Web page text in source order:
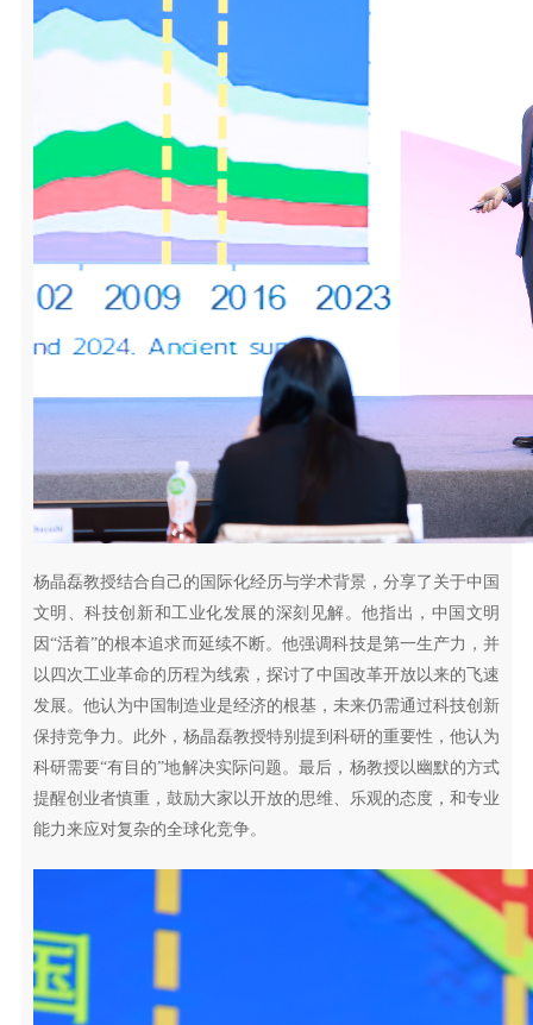
杨晶磊教授结合自己的国际化经历与学术背景，分享了关于中国
文明、科技创新和工业化发展的深刻见解。他指出，中国文明
因“活着”的根本追求而延续不断。他强调科技是第一生产力，并
以四次工业革命的历程为线索，探讨了中国改革开放以来的飞速
发展。他认为中国制造业是经济的根基，未来仍需通过科技创新
保持竞争力。此外，杨晶磊教授特别提到科研的重要性，他认为
科研需要“有目的”地解决实际问题。最后，杨教授以幽默的方式
提醒创业者慎重，鼓励大家以开放的思维、乐观的态度，和专业
能力来应对复杂的全球化竞争。